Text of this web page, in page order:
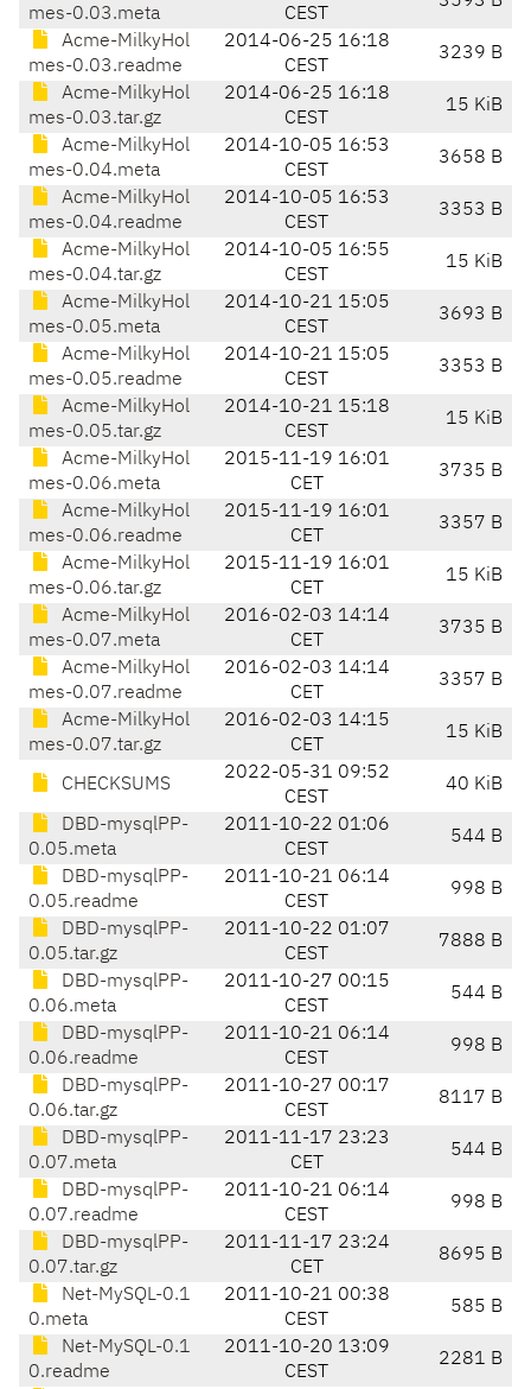
mes-0.03.meta
CEST
Acme-MilkyHol
mes-0.03.readme
2014-06-25 16:18
CEST
3239 B
Acme-MilkyHol
mes-0.03.tar.gz
2014-06-25 16:18
CEST
15 KiB
Acme-MilkyHol
mes-0.04.meta
2014-10-05 16:53
CEST
3658 B
Acme-MilkyHol
mes-0.04.readme
2014-10-05 16:53
CEST
3353 B
Acme-MilkyHol
mes-0.04.tar.gz
2014-10-05 16:55
CEST
15 KiB
Acme-MilkyHol
mes-0.05.meta
2014-10-21 15:05
CEST
3693 B
Acme-MilkyHol
mes-0.05.readme
2014-10-21 15:05
CEST
3353 B
Acme-MilkyHol
mes-0.05.tar.gz
2014-10-21 15:18
CEST
15 KiB
Acme-MilkyHol
mes-0.06.meta
2015-11-19 16:01
CET
3735 B
Acme-MilkyHol
mes-0.06.readme
2015-11-19 16:01
CET
3357 B
Acme-MilkyHol
mes-0.06.tar.gz
2015-11-19 16:01
CET
15 KiB
Acme-MilkyHol
mes-0.07.meta
2016-02-03 14:14
CET
3735 B
Acme-MilkyHol
mes-0.07.readme
2016-02-03 14:14
CET
3357 B
Acme-MilkyHol
mes-0.07.tar.gz
2016-02-03 14:15
CET
15 KiB
CHECKSUMS
2022-05-31 09:52
CEST
40 KiB
DBD-mysqlPP-
0.05.meta
2011-10-22 01:06
CEST
544 B
DBD-mysqlPP-
0.05.readme
2011-10-21 06:14
CEST
998 B
DBD-mysqlPP-
0.05.tar.gz
2011-10-22 01:07
CEST
7888 B
DBD-mysqlPP-
0.06.meta
2011-10-27 00:15
CEST
544 B
DBD-mysqlPP-
0.06.readme
2011-10-21 06:14
CEST
998 B
DBD-mysqlPP-
0.06.tar.gz
2011-10-27 00:17
CEST
8117 B
DBD-mysqlPP-
0.07.meta
2011-11-17 23:23
CET
544 B
DBD-mysqlPP-
0.07.readme
2011-10-21 06:14
CEST
998 B
DBD-mysqlPP-
0.07.tar.gz
2011-11-17 23:24
CET
8695 B
Net-MySQL-0.1
0.meta
2011-10-21 00:38
CEST
585 B
Net-MySQL-0.1
0.readme
2011-10-20 13:09
CEST
2281 B